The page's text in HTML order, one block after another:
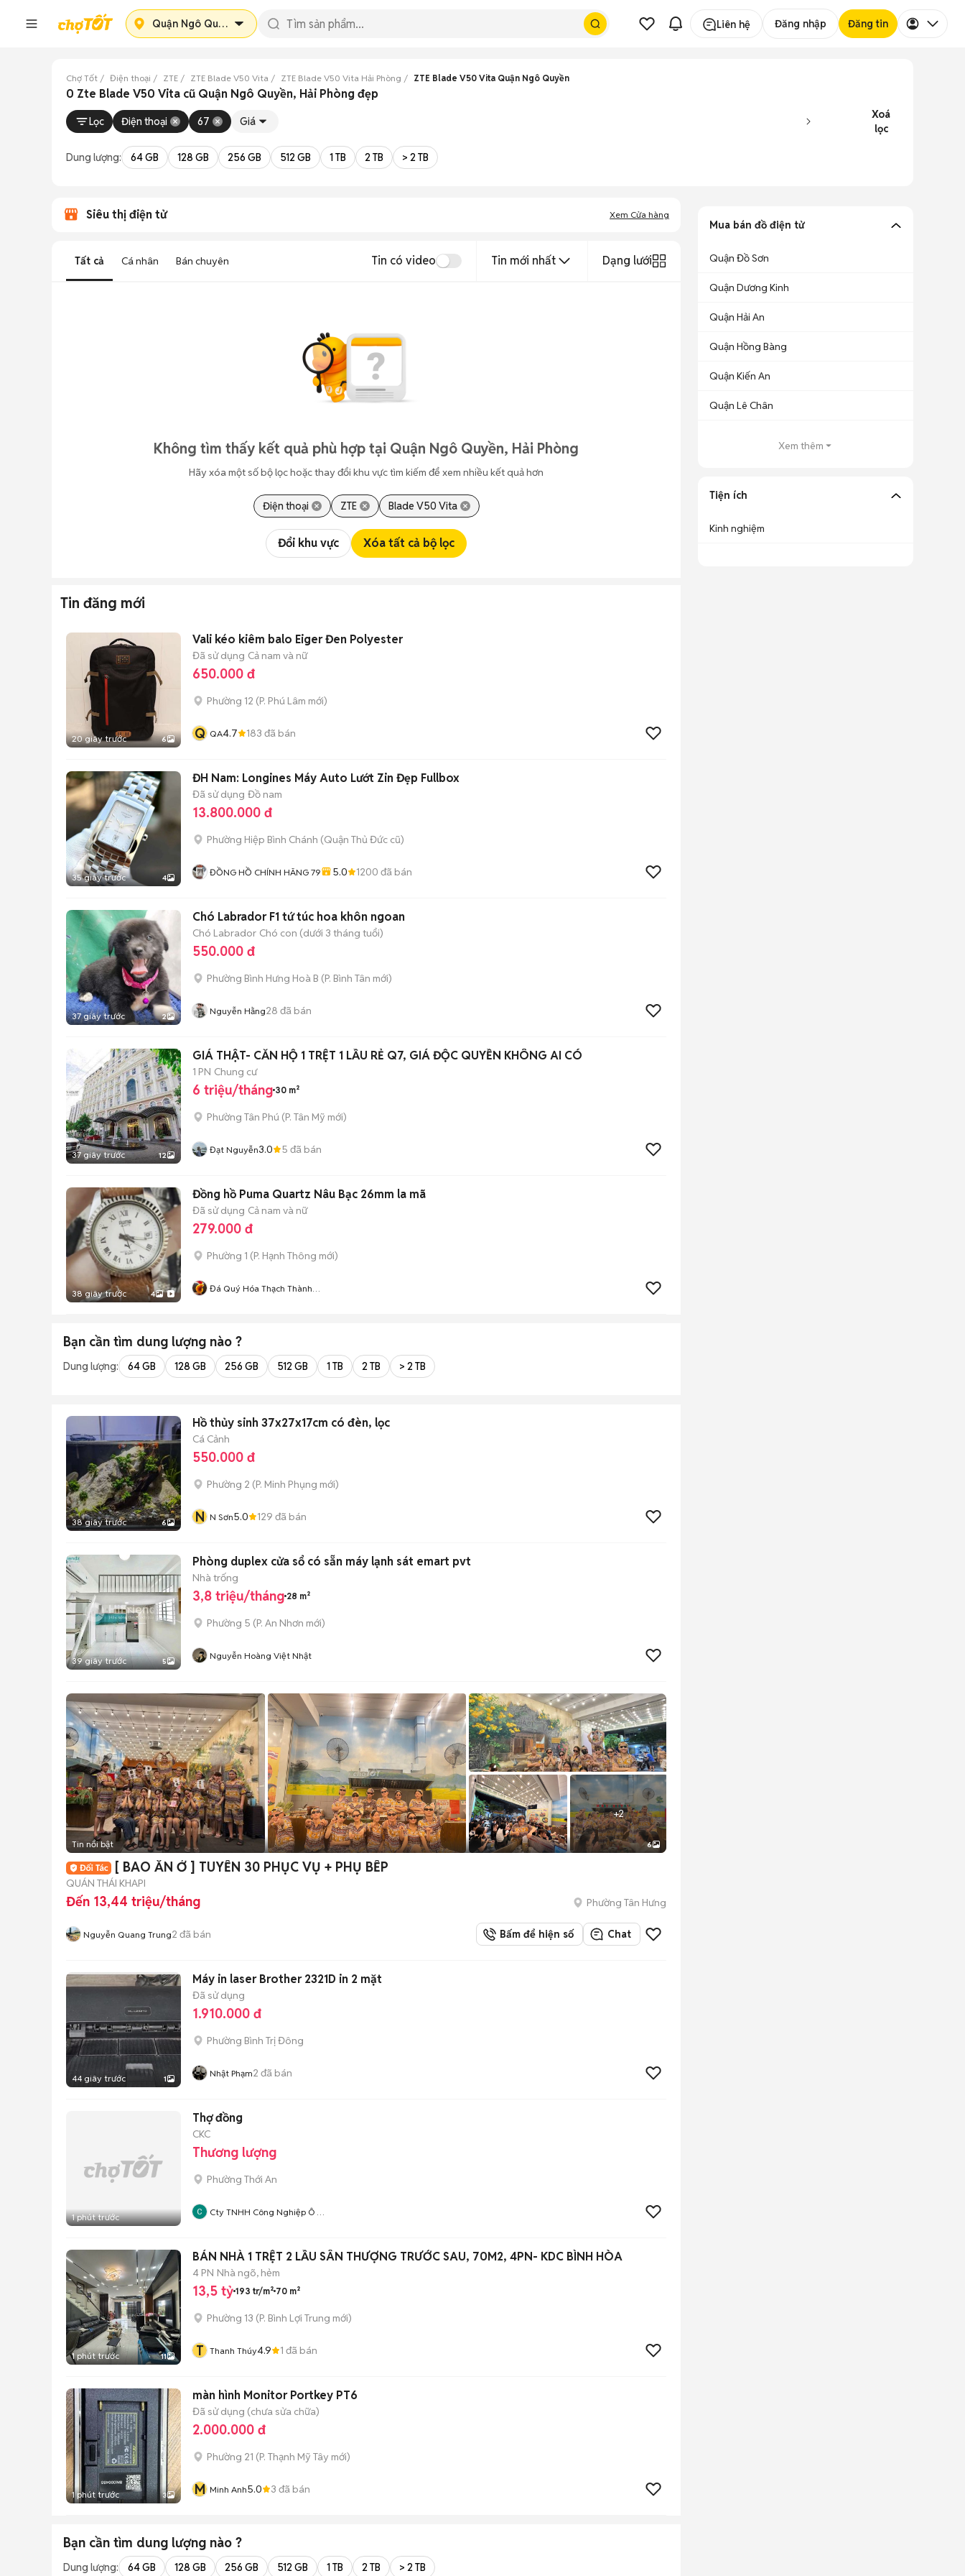
Quận Ngô Quyền Liên hệ Đăng nhập Đăng tin
Chợ Tốt Điện thoại ZTE ZTE Blade V50 Vita ZTE Blade V50 Vita Hải Phòng ZTE Blade V50 Vita Quận Ngô Quyền
0 Zte Blade V50 Vita cũ Quận Ngô Quyền, Hải Phòng đẹp
Lọc Điện thoại 67 Giá
Xoá
lọc
Dung lượng: 64 GB 128 GB 256 GB 512 GB 1 TB 2 TB > 2 TB
Siêu thị điện tử Xem Cửa hàng
Tất cả Cá nhân Bán chuyên Tin có video Tin mới nhất Dạng lưới
Không tìm thấy kết quả phù hợp tại Quận Ngô Quyền, Hải Phòng
Hãy xóa một số bộ lọc hoặc thay đổi khu vực tìm kiếm để xem nhiều kết quả hơn
Điện thoại ZTE Blade V50 Vita
Đổi khu vực Xóa tất cả bộ lọc
Tin đăng mới
20 giây trước 6
Vali kéo kiêm balo Eiger Đen Polyester
Đã sử dụng Cả nam và nữ
650.000 đ
Phường 12 (P. Phú Lâm mới)
Q QA4.7 183 đã bán
35 giây trước 4
ĐH Nam: Longines Máy Auto Lướt Zin Đẹp Fullbox
Đã sử dụng Đồ nam
13.800.000 đ
Phường Hiệp Bình Chánh (Quận Thủ Đức cũ)
ĐỒNG HỒ CHÍNH HÃNG 79 5.0 1200 đã bán
37 giây trước 2
Chó Labrador F1 tứ túc hoa khôn ngoan
Chó Labrador Chó con (dưới 3 tháng tuổi)
550.000 đ
Phường Bình Hưng Hoà B (P. Bình Tân mới)
Nguyễn Hằng28 đã bán
37 giây trước 12
GIÁ THẬT- CĂN HỘ 1 TRỆT 1 LẦU RẺ Q7, GIÁ ĐỘC QUYỀN KHÔNG AI CÓ
1 PN Chung cư
6 triệu/tháng 30 m²
Phường Tân Phú (P. Tân Mỹ mới)
Đạt Nguyễn3.0 5 đã bán
38 giây trước 4
Đồng hồ Puma Quartz Nâu Bạc 26mm la mã
Đã sử dụng Cả nam và nữ
279.000 đ
Phường 1 (P. Hạnh Thông mới)
Đá Quý Hóa Thạch Thành
Bạn cần tìm dung lượng nào ?
Dung lượng: 64 GB 128 GB 256 GB 512 GB 1 TB 2 TB > 2 TB
38 giây trước 6
Hồ thủy sinh 37x27x17cm có đèn, lọc
Cá Cảnh
550.000 đ
Phường 2 (P. Minh Phụng mới)
N N Sơn5.0 129 đã bán
39 giây trước 5
Phòng duplex cửa sổ có sẵn máy lạnh sát emart pvt
Nhà trống
3,8 triệu/tháng 28 m²
Phường 5 (P. An Nhơn mới)
Nguyễn Hoàng Việt Nhật
+2
Tin nổi bật 6
[ BAO ĂN Ở ] TUYỂN 30 PHỤC VỤ + PHỤ BẾP
QUÁN THÁI KHAPI
Đến 13,44 triệu/tháng Phường Tân Hưng
Nguyễn Quang Trung2 đã bán Bấm để hiện số Chat
44 giây trước 1
Máy in laser Brother 2321D in 2 mặt
Đã sử dụng
1.910.000 đ
Phường Bình Trị Đông
Nhật Phạm2 đã bán
1 phút trước
Thợ đồng
CKC
Thương lượng
Phường Thới An
Cty TNHH Công Nghiệp Ô Tô
1 phút trước 11
BÁN NHÀ 1 TRỆT 2 LẦU SÂN THƯỢNG TRƯỚC SAU, 70M2, 4PN- KDC BÌNH HÒA
4 PN Nhà ngõ, hẻm
13,5 tỷ 193 tr/m² 70 m²
Phường 13 (P. Bình Lợi Trung mới)
T Thanh Thúy4.9 1 đã bán
1 phút trước 3
màn hình Monitor Portkey PT6
Đã sử dụng (chưa sửa chữa)
2.000.000 đ
Phường 21 (P. Thạnh Mỹ Tây mới)
M Minh Anh5.0 3 đã bán
Bạn cần tìm dung lượng nào ?
Dung lượng: 64 GB 128 GB 256 GB 512 GB 1 TB 2 TB > 2 TB
Mua bán đồ điện tử
Quận Đồ Sơn
Quận Dương Kinh
Quận Hải An
Quận Hồng Bàng
Quận Kiến An
Quận Lê Chân
Xem thêm
Tiện ích
Kinh nghiệm